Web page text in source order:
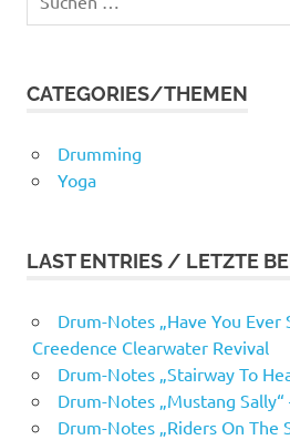
nach:
CATEGORIES/THEMEN
Drumming
Yoga
LAST ENTRIES / LETZTE
Drum-Notes „Have You Ever
Creedence Clearwater Revival
Drum-Notes „Stairway To
Drum-Notes „Mustang
Drum-Notes „Riders On The